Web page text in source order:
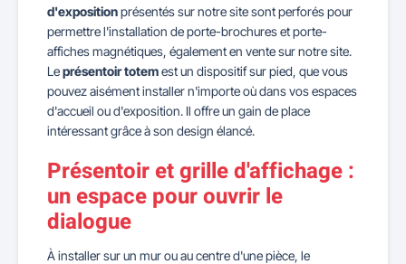
d'expositionprésentés sur notre site sont perforés pour
permettre l'installation de porte-brochures et porte-
affiches magnétiques, également en vente sur notre site.
Leprésentoir totemest un dispositif sur pied, que vous
pouvez aisément installer n'importe où dans vos espaces
d'accueil ou d'exposition. Il offre un gain de place
intéressant grâce à son design élancé.
Présentoir et grille d'affichage :
un espace pour ouvrir le
dialogue
À installer sur un mur ou au centre d'une pièce, le